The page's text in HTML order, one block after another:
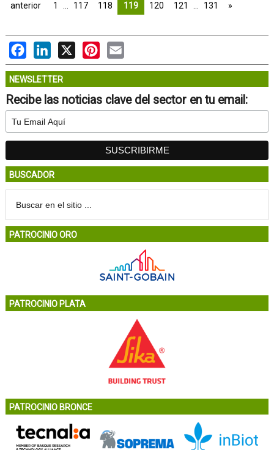
anterior
1 117 118 119 120 121 131
»
FacebookLinkedIn
X PinterestEmail
NEWSLETTER
Recibe las noticias clave del sector en tu email:
BUSCADOR
PATROCINIO ORO
PATROCINIO PLATA
PATROCINIO BRONCE